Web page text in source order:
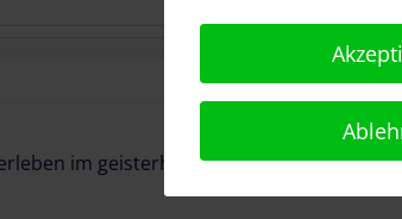
im geisterhaften Heide Park Resort